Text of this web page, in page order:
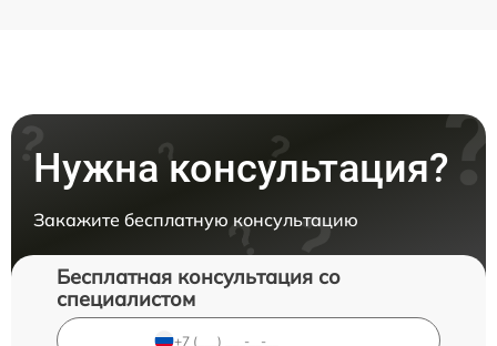
Нужна консультация?
Закажите бесплатную консультацию
Бесплатная консультация со
специалистом